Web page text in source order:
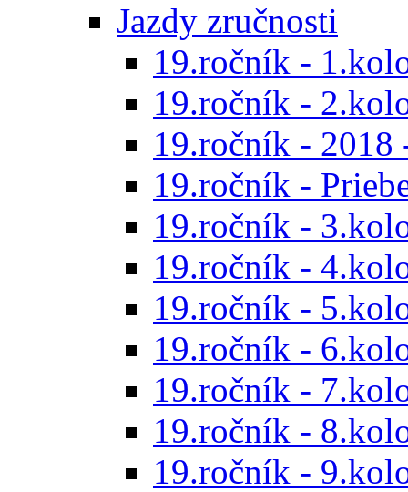
Jazdy zručnosti
19.ročník -
19.ročník -
19.ročník - 2018
19.ročník -
19.ročník -
19.ročník -
19.ročník -
19.ročník -
19.ročník -
19.ročník -
19.ročník -